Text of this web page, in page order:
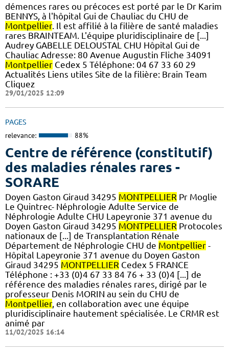
démences rares ou précoces est porté par le Dr Karim
BENNYS, à l'hôpital Gui de Chauliac du CHU de
Montpellier. Il est affilié à la filière de santé maladies
rares BRAINTEAM. L'équipe pluridisciplinaire de [...]
Audrey GABELLE DELOUSTAL CHU Hôpital Gui de
Chauliac Adresse: 80 Avenue Augustin Fliche 34091
Montpellier Cedex 5 Téléphone: 04 67 33 60 29
Actualités Liens utiles Site de la filière: Brain Team
Cliquez
29/01/2025 12:09
PAGES
relevance: 88%
Centre de référence (constitutif)
des maladies rénales rares -
SORARE
Doyen Gaston Giraud 34295 MONTPELLIER Pr Moglie
Le Quintrec- Néphrologie Adulte Service de
Néphrologie Adulte CHU Lapeyronie 371 avenue du
Doyen Gaston Giraud 34295 MONTPELLIER Protocoles
nationaux de [...] de Transplantation Rénale
Département de Néphrologie CHU de Montpellier -
Hôpital Lapeyronie 371 avenue du Doyen Gaston
Giraud 34295 MONTPELLIER Cedex 5 FRANCE
Téléphone : +33 (0)4 67 33 84 76 + 33 (0)4 [...] de
référence des maladies rénales rares, dirigé par le
professeur Denis MORIN au sein du CHU de
Montpellier, en collaboration avec une équipe
pluridisciplinaire hautement spécialisée. Le CRMR est
animé par
11/02/2025 16:14